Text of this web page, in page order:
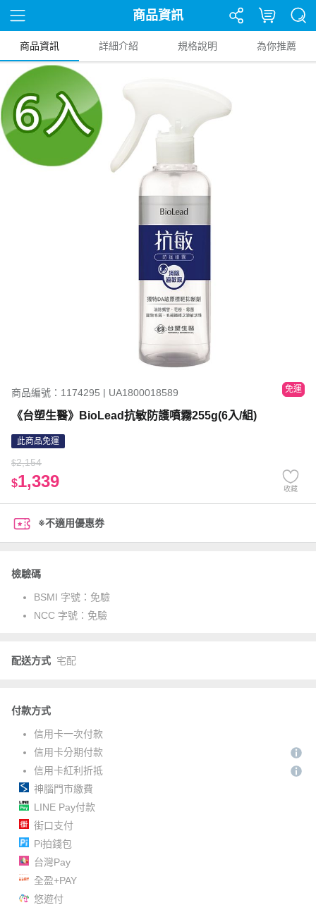
商品資訊
商品資訊 詳細介紹 規格說明 為你推薦
商品編號：1174295 | UA1800018589 免運
《台塑生醫》BioLead抗敏防護噴霧255g(6入/組)
此商品免運
$2,154
$1,339 收藏
※不適用優惠券
檢驗碼
BSMI 字號： 免驗
NCC 字號： 免驗
配送方式 宅配
付款方式
信用卡一次付款
信用卡分期付款
信用卡紅利折抵
神腦門市繳費
LINE Pay付款
街口支付
Pi拍錢包
台灣Pay
全盈+PAY
悠遊付